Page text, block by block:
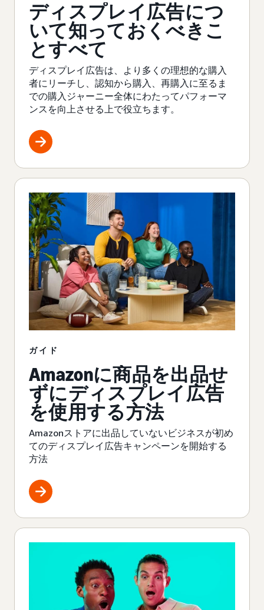
ディスプレイ広告につ
いて知っておくべきこ
とすべて
ディスプレイ広告は、より多くの理想的な購入
者にリーチし、認知から購入、再購入に至るま
での購入ジャーニー全体にわたってパフォーマ
ンスを向上させる上で役立ちます。
ガイド
Amazonに商品を出品せ
ずにディスプレイ広告
を使用する方法
Amazonストアに出品していないビジネスが初め
てのディスプレイ広告キャンペーンを開始する
方法